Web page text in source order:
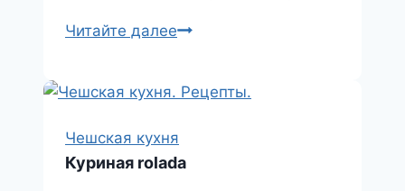
Читайте далееТокань
Чешская кухня
Куриная rolada